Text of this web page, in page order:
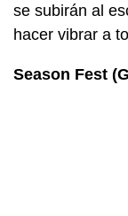
se subirán al
hacer vibrar a
Season Fest